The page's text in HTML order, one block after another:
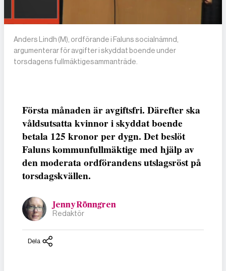
Anders Lindh (M), ordförande i Faluns socialnämnd,
argumenterar för avgifter i skyddat boende under
torsdagens fullmäktigesammanträde.
Första månaden är avgiftsfri. Därefter ska
våldsutsatta kvinnor i skyddat boende
betala 125 kronor per dygn. Det beslöt
Faluns kommunfullmäktige med hjälp av
den moderata ordförandens utslagsröst på
torsdagskvällen.
Jenny Rönngren
Redaktör
Dela